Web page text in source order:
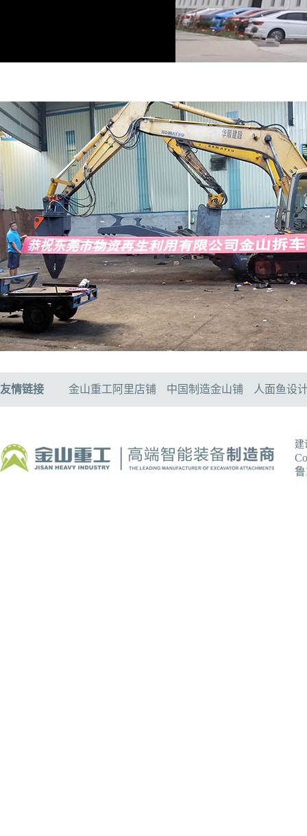
友情链接 金山重工阿里店铺 中国制造金山铺 人面鱼设
建
鲁